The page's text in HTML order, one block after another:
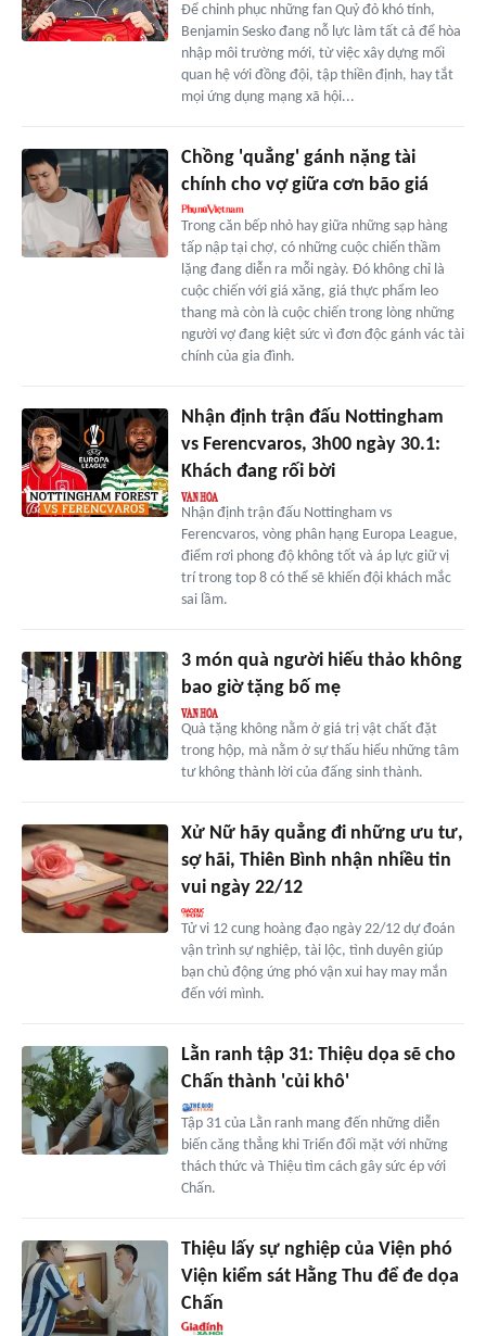
Để chinh phục những fan Quỷ đỏ khó tính,
Benjamin Sesko đang nỗ lực làm tất cả để hòa
nhập môi trường mới, từ việc xây dựng mối
quan hệ với đồng đội, tập thiền định, hay tắt
mọi ứng dụng mạng xã hội...
Chồng 'quẳng' gánh nặng tài
chính cho vợ giữa cơn bão giá
Trong căn bếp nhỏ hay giữa những sạp hàng
tấp nập tại chợ, có những cuộc chiến thầm
lặng đang diễn ra mỗi ngày. Đó không chỉ là
cuộc chiến với giá xăng, giá thực phẩm leo
thang mà còn là cuộc chiến trong lòng những
người vợ đang kiệt sức vì đơn độc gánh vác tài
chính của gia đình.
Nhận định trận đấu Nottingham
vs Ferencvaros, 3h00 ngày 30.1:
Khách đang rối bời
Nhận định trận đấu Nottingham vs
Ferencvaros, vòng phân hạng Europa League,
điểm rơi phong độ không tốt và áp lực giữ vị
trí trong top 8 có thể sẽ khiến đội khách mắc
sai lầm.
3 món quà người hiếu thảo không
bao giờ tặng bố mẹ
Quà tặng không nằm ở giá trị vật chất đặt
trong hộp, mà nằm ở sự thấu hiểu những tâm
tư không thành lời của đấng sinh thành.
Xử Nữ hãy quẳng đi những ưu tư,
sợ hãi, Thiên Bình nhận nhiều tin
vui ngày 22/12
Tử vi 12 cung hoàng đạo ngày 22/12 dự đoán
vận trình sự nghiệp, tài lộc, tình duyên giúp
bạn chủ động ứng phó vận xui hay may mắn
đến với mình.
Lằn ranh tập 31: Thiệu dọa sẽ cho
Chấn thành 'củi khô'
Tập 31 của Lằn ranh mang đến những diễn
biến căng thẳng khi Triển đối mặt với những
thách thức và Thiệu tìm cách gây sức ép với
Chấn.
Thiệu lấy sự nghiệp của Viện phó
Viện kiểm sát Hằng Thu để đe dọa
Chấn